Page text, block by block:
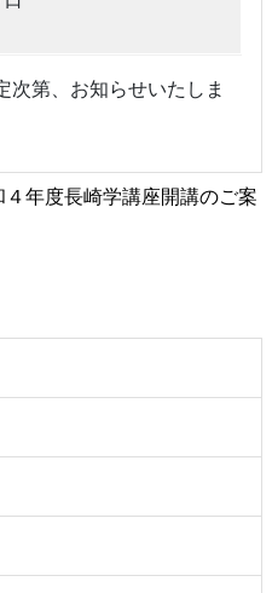
第、お知らせいたしま
４年度長崎学講座開講のご案